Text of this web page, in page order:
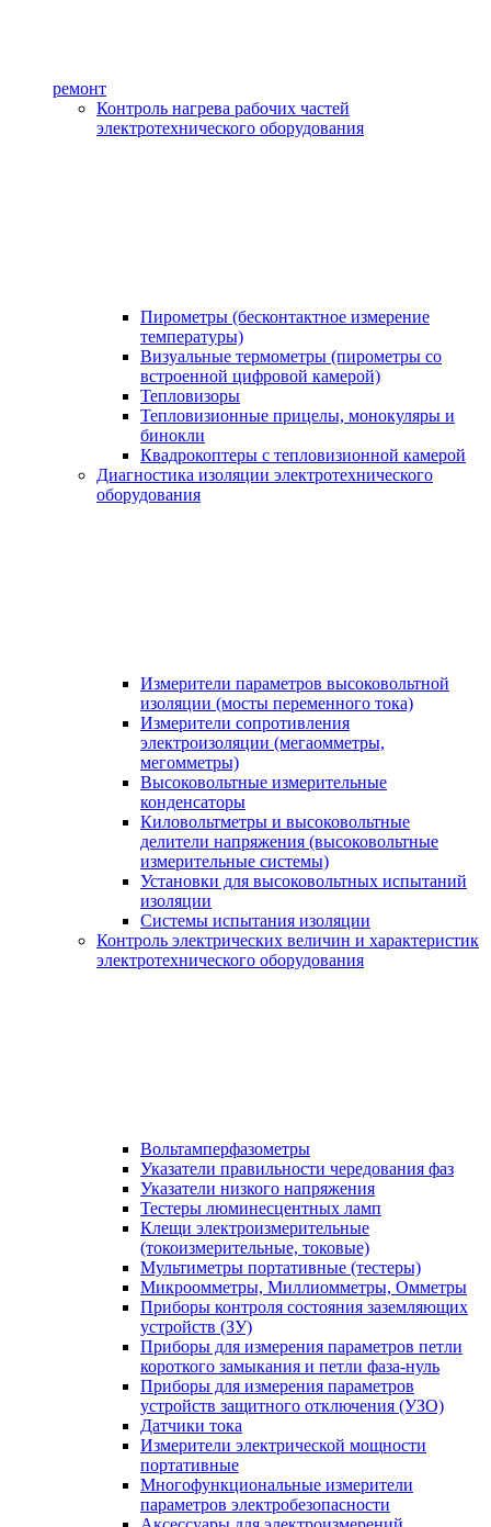
ремонт
Контроль нагрева рабочих частей
электротехнического оборудования
Пирометры (бесконтактное измерение
температуры)
Визуальные термометры (пирометры со
встроенной цифровой камерой)
Тепловизоры
Тепловизионные прицелы, монокуляры и
бинокли
Квадрокоптеры с тепловизионной камерой
Диагностика изоляции электротехнического
оборудования
Измерители параметров высоковольтной
изоляции (мосты переменного тока)
Измерители сопротивления
электроизоляции (мегаомметры,
мегомметры)
Высоковольтные измерительные
конденсаторы
Киловольтметры и высоковольтные
делители напряжения (высоковольтные
измерительные системы)
Установки для высоковольтных испытаний
изоляции
Системы испытания изоляции
Контроль электрических величин и характеристик
электротехнического оборудования
Вольтамперфазометры
Указатели правильности чередования фаз
Указатели низкого напряжения
Тестеры люминесцентных ламп
Клещи электроизмерительные
(токоизмерительные, токовые)
Мультиметры портативные (тестеры)
Микроомметры, Миллиомметры, Омметры
Приборы контроля состояния заземляющих
устройств (ЗУ)
Приборы для измерения параметров петли
короткого замыкания и петли фаза-нуль
Приборы для измерения параметров
устройств защитного отключения (УЗО)
Датчики тока
Измерители электрической мощности
портативные
Многофункциональные измерители
параметров электробезопасности